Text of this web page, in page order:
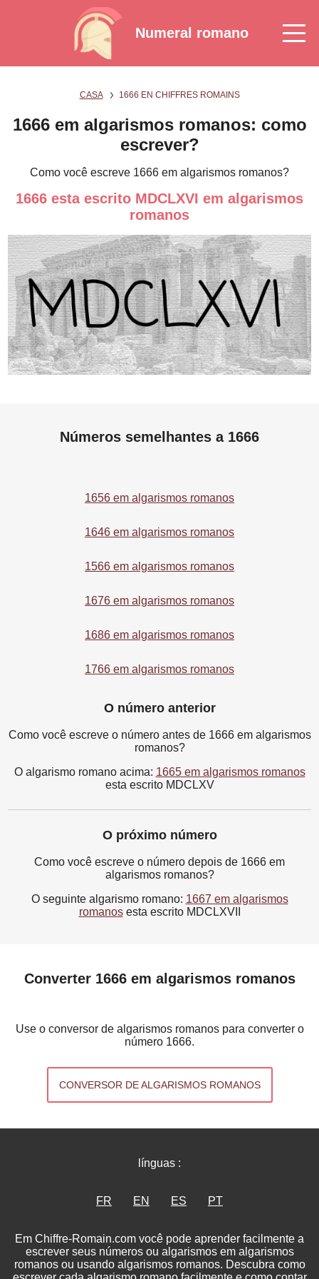
Numeral romano
CASA 1666 EN CHIFFRES ROMAINS
1666 em algarismos romanos: como
escrever?
Como você escreve 1666 em algarismos romanos?
1666 esta escrito MDCLXVI em algarismos
romanos
Números semelhantes a 1666
1656 em algarismos romanos
1646 em algarismos romanos
1566 em algarismos romanos
1676 em algarismos romanos
1686 em algarismos romanos
1766 em algarismos romanos
O número anterior
Como você escreve o número antes de 1666 em algarismos
romanos?
O algarismo romano acima: 1665 em algarismos romanos
esta escrito MDCLXV
O próximo número
Como você escreve o número depois de 1666 em
algarismos romanos?
O seguinte algarismo romano: 1667 em algarismos
romanosesta escrito MDCLXVII
Converter 1666 em algarismos romanos
Use o conversor de algarismos romanos para converter o
número 1666.
CONVERSOR DE ALGARISMOS ROMANOS
línguas :
FR EN ES PT
Em Chiffre-Romain.com você pode aprender facilmente a
escrever seus números ou algarismos em algarismos
romanos ou usando algarismos romanos. Descubra como